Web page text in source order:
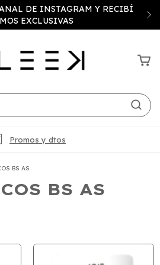
DE INSTAGRAM Y RECIBÍ
EXCLUSIVAS
Promos y dtos
BS AS
BS AS